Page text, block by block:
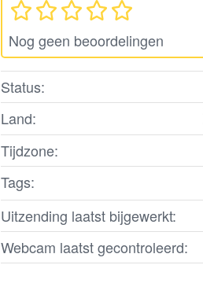
Nog geen beoordelingen
Status:
Land:
Tijdzone:
Tags:
Uitzending laatst bijgewerkt:
Webcam laatst gecontroleerd: